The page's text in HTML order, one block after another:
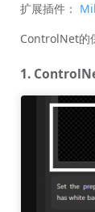
扩展插件：
ControlNet的
1.